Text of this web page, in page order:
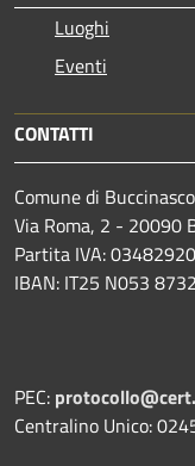
Luoghi
Eventi
CONTATTI
Comune di Buccinasco
Via Roma, 2 - 20090
Partita IVA:
IBAN: IT25 N053
PEC:
Centralino Unico: